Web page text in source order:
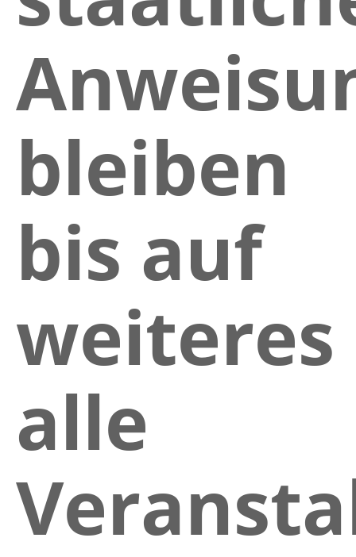
bleiben
bis auf
weiteres
alle